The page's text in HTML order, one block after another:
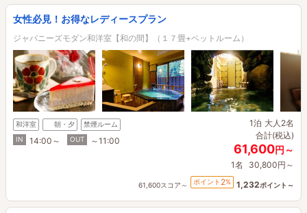
女性必見！お得なレディースプラン
ジャパニーズモダン和洋室【和の間】（１７畳+ベットルーム）
和洋室 朝・夕
禁煙ルーム
IN
14:00～ OUT ～11:00
1泊 大人2名
合計(税込)
61,600円～
1名 30,800円～
61,600スコア～ ポイント 2% 1,232ポイント～